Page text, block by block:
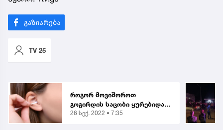
TV 25
როგორ მოვიშოროთ
გოგირდის საცობი ყურებიდან
სახლის პირობებში? - 3
26 სექ. 2022 • 7:35